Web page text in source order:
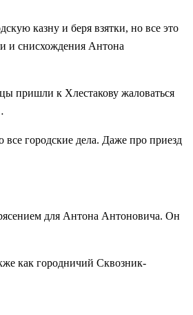
казну и беря взятки, но все это
и снисхождения Антона
пришли к Хлестакову жаловаться
городские дела. Даже про приезд
для Антона Антоновича. Он
как городничий Сквозник-